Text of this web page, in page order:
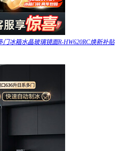
冰箱水晶玻璃镜面R-HW620RC焕新补贴